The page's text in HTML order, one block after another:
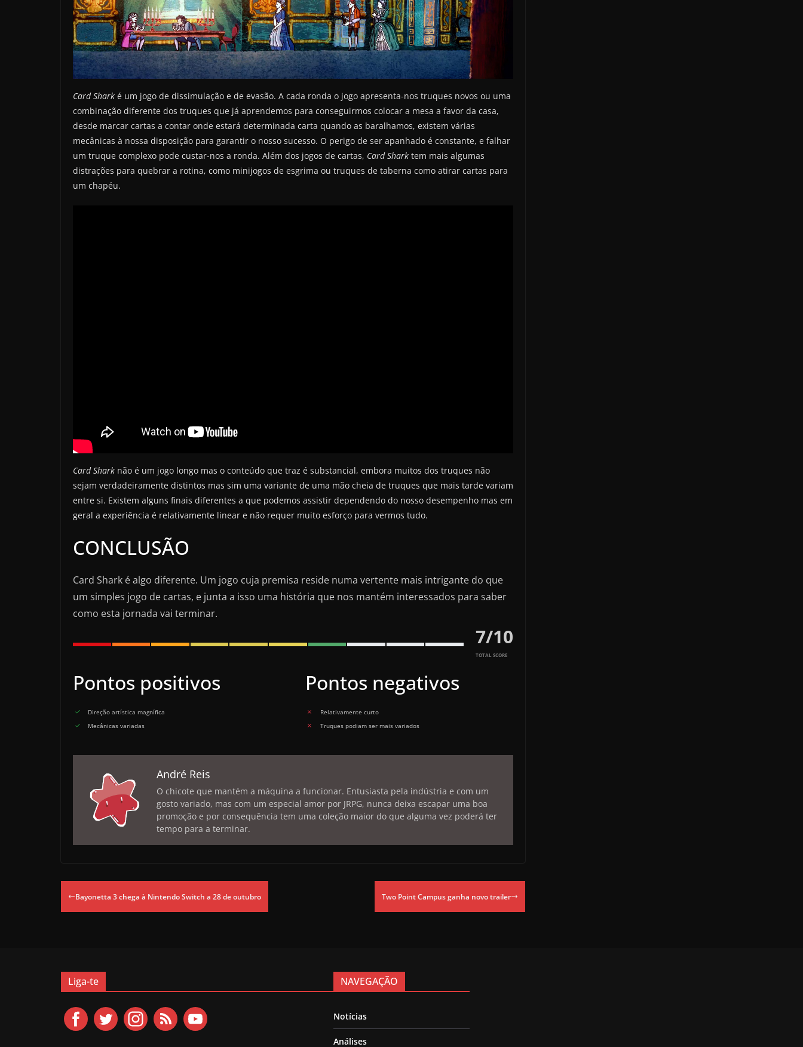
Card Shark é um jogo de dissimulação e de evasão. A cada ronda o jogo apresenta-nos truques novos ou uma
combinação diferente dos truques que já aprendemos para conseguirmos colocar a mesa a favor da casa,
desde marcar cartas a contar onde estará determinada carta quando as baralhamos, existem várias
mecânicas à nossa disposição para garantir o nosso sucesso. O perigo de ser apanhado é constante, e falhar
um truque complexo pode custar-nos a ronda. Além dos jogos de cartas, Card Shark tem mais algumas
distrações para quebrar a rotina, como minijogos de esgrima ou truques de taberna como atirar cartas para
um chapéu.
Card Shark não é um jogo longo mas o conteúdo que traz é substancial, embora muitos dos truques não
sejam verdadeiramente distintos mas sim uma variante de uma mão cheia de truques que mais tarde variam
entre si. Existem alguns finais diferentes a que podemos assistir dependendo do nosso desempenho mas em
geral a experiência é relativamente linear e não requer muito esforço para vermos tudo.
CONCLUSÃO
Card Shark é algo diferente. Um jogo cuja premisa reside numa vertente mais intrigante do que
um simples jogo de cartas, e junta a isso uma história que nos mantém interessados para saber
como esta jornada vai terminar.
7/10
TOTAL SCORE
Pontos positivos
Direção artística magnífica
Mecânicas variadas
Pontos negativos
Relativamente curto
Truques podiam ser mais variados
André Reis
O chicote que mantém a máquina a funcionar. Entusiasta pela indústria e com um
gosto variado, mas com um especial amor por JRPG, nunca deixa escapar uma boa
promoção e por consequência tem uma coleção maior do que alguma vez poderá ter
tempo para a terminar.
Bayonetta 3 chega à Nintendo Switch a 28 de outubro Two Point Campus ganha novo trailer
Liga-te NAVEGAÇÃO
Notícias
Análises